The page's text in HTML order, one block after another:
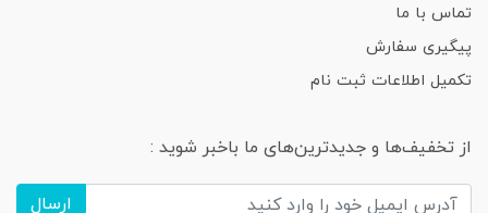
تماس با ما
پیگیری سفارش
تکمیل اطلاعات ثبت نام
از تخفیف‌ها و جدیدترین‌های ما باخبر شوید :
ارسال